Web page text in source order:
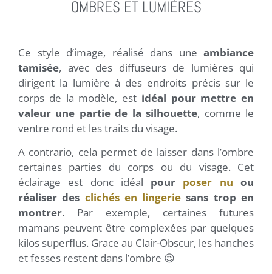
OMBRES ET LUMIÈRES
Ce style d’image, réalisé dans une ambiance
tamisée, avec des diffuseurs de lumières qui
dirigent la lumière à des endroits précis sur le
corps de la modèle, est idéal pour mettre en
valeur une partie de la silhouette, comme le
ventre rond et les traits du visage.
A contrario, cela permet de laisser dans l’ombre
certaines parties du corps ou du visage. Cet
éclairage est donc idéal pour poser nu ou
réaliser des clichés en lingerie sans trop en
montrer. Par exemple, certaines futures
mamans peuvent être complexées par quelques
kilos superflus. Grace au Clair-Obscur, les hanches
et fesses restent dans l’ombre 😉